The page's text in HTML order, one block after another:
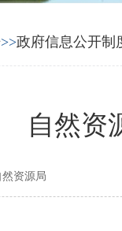
>>政府信息公开制
自然资
资源局